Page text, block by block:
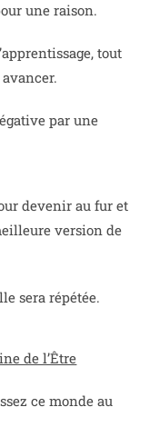
une raison.
tout
par une
devenir au fur et
version de
sera répétée.
de l’Être
ce monde au